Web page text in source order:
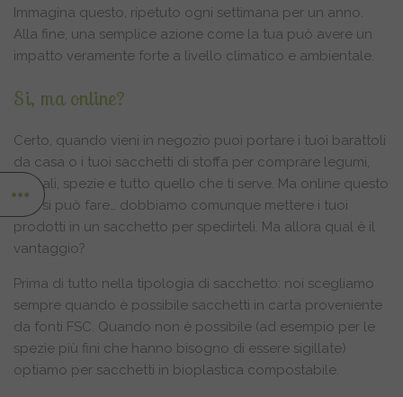
Immagina questo, ripetuto ogni settimana per un anno.
Alla fine, una semplice azione come la tua può avere un
impatto veramente forte a livello climatico e ambientale.
Si, ma online?
Certo, quando vieni in negozio puoi portare i tuoi barattoli
da casa o i tuoi sacchetti di stoffa per comprare legumi,
cereali, spezie e tutto quello che ti serve. Ma online questo
non si può fare… dobbiamo comunque mettere i tuoi
prodotti in un sacchetto per spedirteli. Ma allora qual è il
vantaggio?
Prima di tutto nella tipologia di sacchetto: noi scegliamo
sempre quando è possibile sacchetti in carta proveniente
da fonti FSC. Quando non è possibile (ad esempio per le
spezie più fini che hanno bisogno di essere sigillate)
optiamo per sacchetti in bioplastica compostabile.